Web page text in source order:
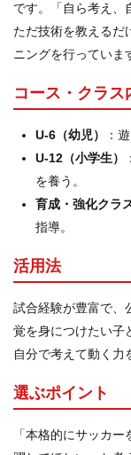
です。「自ら考え、
ただ技術を教えるだ
ニングを行っていま
コース・クラス
U-6（幼児）
：
U-12（小学生）
を養う。
育成・強化クラ
指導。
活用法
試合経験が豊富で、
覚を身につけたい子
自分で考えて動く力
選ぶポイント
「本格的にサッカ